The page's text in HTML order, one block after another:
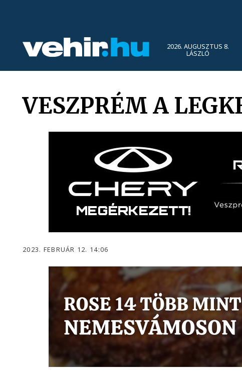
2026. AUGUSZTUS 8.
LÁSZLÓ
VESZPRÉM A
2023. FEBRUÁR 12. 14:06